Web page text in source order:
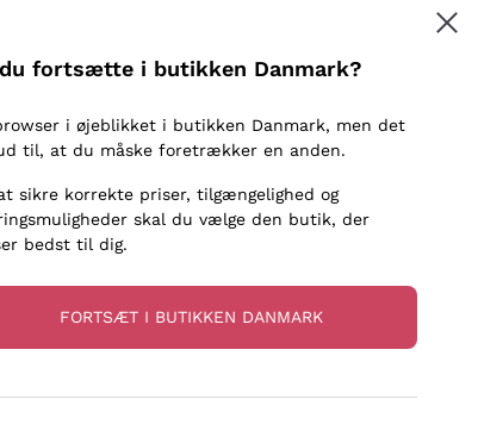
Biondi Santi
Franz Haas
Argiolas
Zenato
Ca' dei Frati
Ribolla Gialla
Sauvignon
Tilmeld
læs voresPrivatlivspolitik
fortsætte i butikken Danmark?
i øjeblikket i butikken Danmark, men det
til, at du måske foretrækker en anden.
sikre korrekte priser, tilgængelighed og
skal du vælge den butik, der
bedst til dig.
FORTSÆT I BUTIKKEN DANMARK